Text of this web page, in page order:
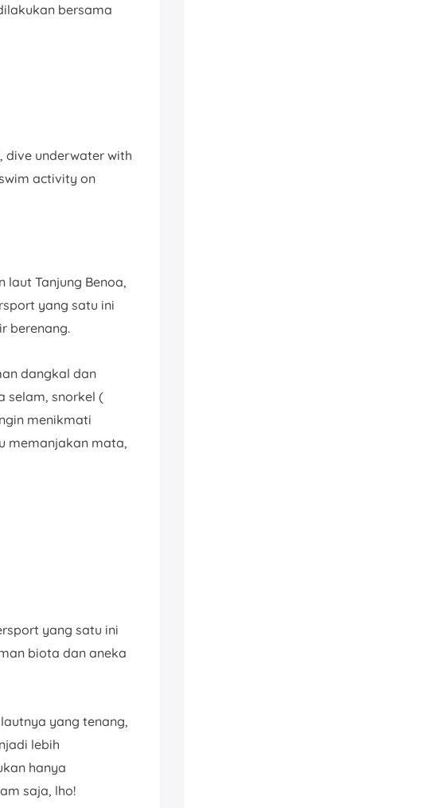
bersama
dive underwater with
activity on
Tanjung Benoa,
yang satu ini
berenang.
dangkal dan
selam, snorkel (
menikmati
memanjakan mata,
yang satu ini
biota dan aneka
yang tenang,
lebih
hanya
saja, lho!